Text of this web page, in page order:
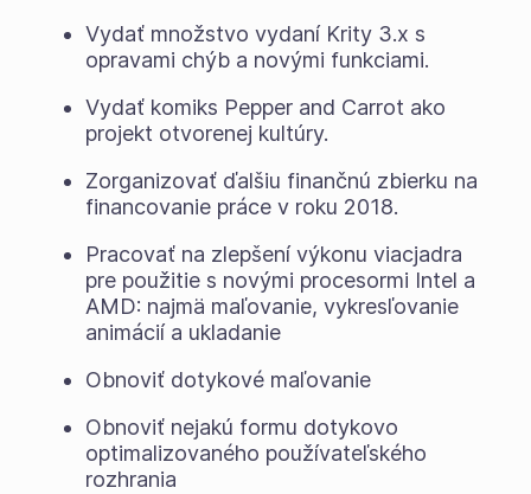
Vydať množstvo vydaní Krity 3.x s
opravami chýb a novými funkciami.
Vydať komiks Pepper and Carrot ako
projekt otvorenej kultúry.
Zorganizovať ďalšiu finančnú zbierku na
financovanie práce v roku 2018.
Pracovať na zlepšení výkonu viacjadra
pre použitie s novými procesormi Intel a
AMD: najmä maľovanie, vykresľovanie
animácií a ukladanie
Obnoviť dotykové maľovanie
Obnoviť nejakú formu dotykovo
optimalizovaného používateľského
rozhrania